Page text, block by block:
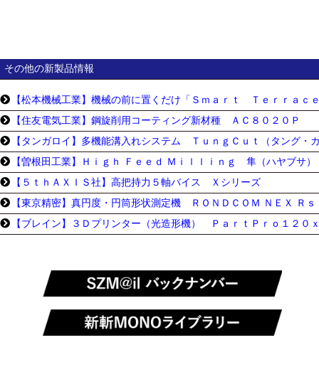
その他の新製品情報
【松本機械工業】機械の前に置くだけ「Ｓｍａｒｔ Ｔｅｒｒａ
【住友電気工業】鋼旋削用コーティング新材種 ＡＣ８０２０Ｐ
【タンガロイ】多機能溝入れシステム ＴｕｎｇＣｕｔ（タング・
【曽根田工業】Ｈｉｇｈ Ｆｅｅｄ Ｍｉｌｌｉｎｇ 隼（ハヤブサ）
【５ｔｈＡＸＩＳ社】高把持力５軸バイス Ｘシリーズ
【東京精密】真円度・円筒形状測定機 ＲＯＮＤＣＯＭ ＮＥＸ Ｒｓ
【ブレイン】３Ｄプリンター（光造形機） ＰａｒｔＰｒｏ１２０